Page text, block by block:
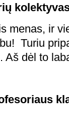
menas, ir
Turiu
Aš dėl to